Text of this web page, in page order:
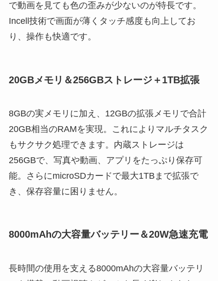
で動画を見ても色の歪みが少ないのが特長です。
Incell技術で画面が薄くタッチ感度も向上してお
り、操作も快適です。
20GBメモリ＆256GBストレージ＋1TB拡張
8GBの実メモリに加え、12GBの拡張メモリで合計
20GB相当のRAMを実現。これによりマルチタスク
もサクサク処理できます。内蔵ストレージは
256GBで、写真や動画、アプリをたっぷり保存可
能。さらにmicroSDカードで最大1TBまで拡張で
き、保存容量に困りません。
8000mAhの大容量バッテリー＆20W急速充電
長時間の使用を支える8000mAhの大容量バッテリ